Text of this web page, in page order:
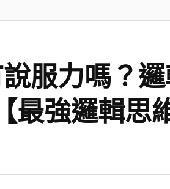
服力嗎？
最強邏輯思